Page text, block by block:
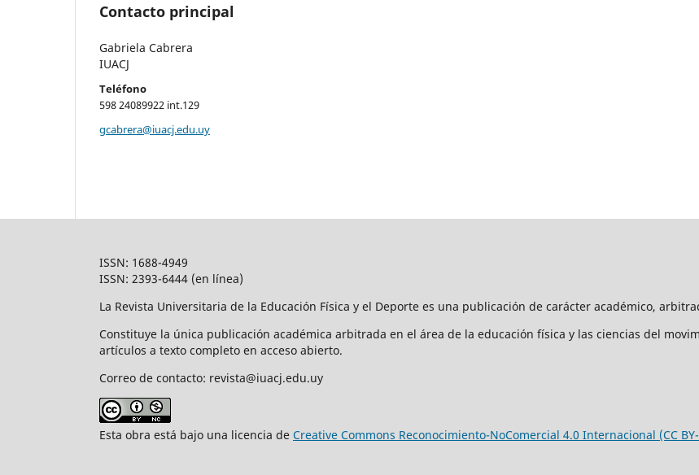
Contacto principal
Gabriela Cabrera
IUACJ
Teléfono
598 24089922 int.129
gcabrera@iuacj.edu.uy
ISSN: 1688-4949
ISSN: 2393-6444 (en línea)
La Revista Universitaria de la Educación Física y el Deporte es una publicación de carácter académico,
Constituye la única publicación académica arbitrada en el área de la educación física y las ciencias del
artículos a texto completo en acceso abierto.
Correo de contacto: revista@iuacj.edu.uy
Esta obra está bajo una licencia de Creative Commons Reconocimiento-NoComercial 4.0 Internacional (CC